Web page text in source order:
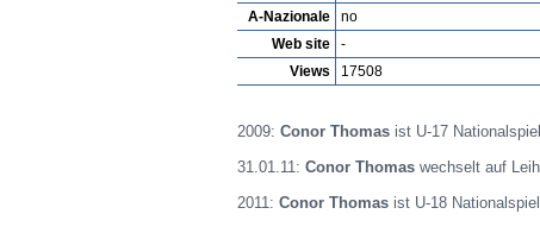
A-Nazionale
no
Web site
-
Views
17508
2009:Conor Thomas ist U-17
31.01.11:Conor Thomas wechselt auf
2011:Conor Thomas ist U-18